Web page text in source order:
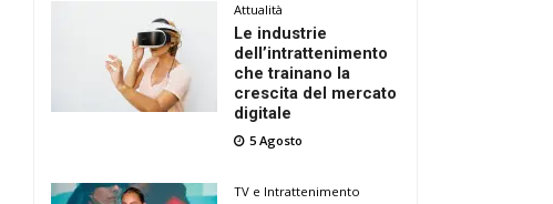
Attualità
Le industrie
dell’intrattenimento
che trainano la
crescita del mercato
digitale
5 Agosto
TV e Intrattenimento